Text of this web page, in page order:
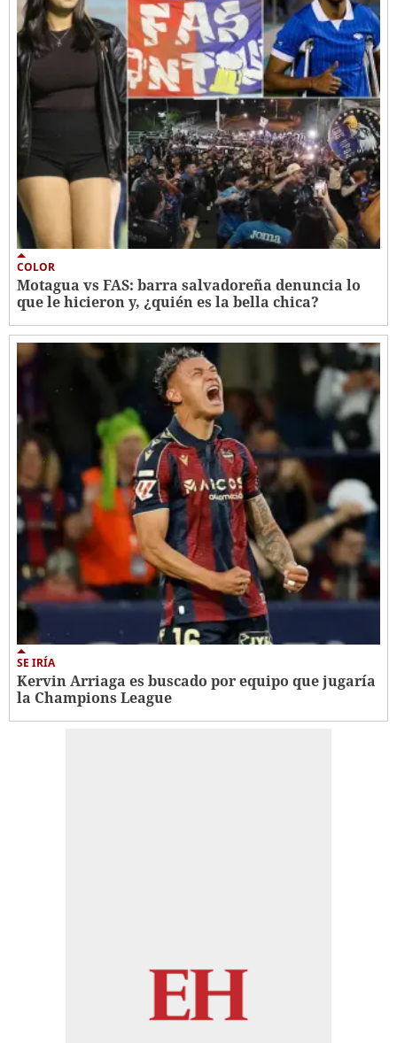
COLOR
Motagua vs FAS: barra salvadoreña denuncia lo
que le hicieron y, ¿quién es la bella chica?
SE IRÍA
Kervin Arriaga es buscado por equipo que jugaría
la Champions League